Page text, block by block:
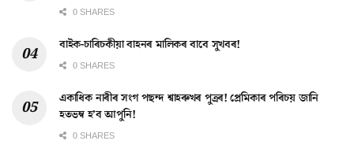
0 SHARES
বাইক-চাৰিচকীয়া বাহনৰ মালিকৰ বাবে সুখবৰ!
0 SHARES
একাধিক নাৰীৰ সংগ পছন্দ শ্বাহৰুখৰ পুত্ৰৰ! প্ৰেমিকাৰ পৰিচয় জানি
হতভম্ব হ’ব আপুনি!
0 SHARES